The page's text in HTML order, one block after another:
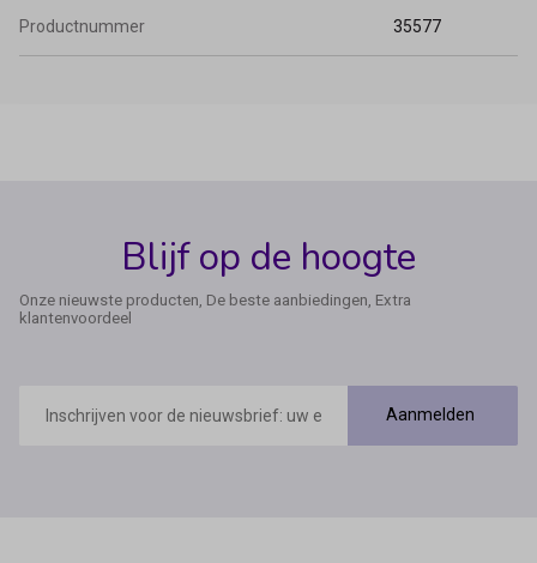
Productnummer 35577
Blijf op de hoogte
Onze nieuwste producten, De beste aanbiedingen, Extra
klantenvoordeel
mailadres
Aanmelden